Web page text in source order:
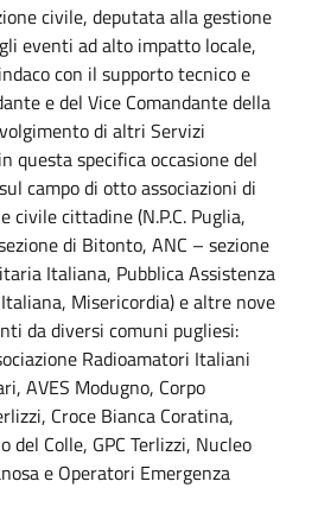
civile, deputata alla gestione
eventi ad alto impatto locale,
con il supporto tecnico e
e del Vice Comandante della
di altri Servizi
questa specifica occasione del
campo di otto associazioni di
civile cittadine (N.P.C. Puglia,
di Bitonto, ANC – sezione
Italiana, Pubblica Assistenza
Misericordia) e altre nove
da diversi comuni pugliesi:
Radioamatori Italiani
AVES Modugno, Corpo
Croce Bianca Coratina,
del Colle, GPC Terlizzi, Nucleo
e Operatori Emergenza